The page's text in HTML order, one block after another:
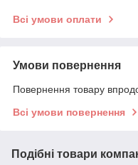
Всі умови оплати
Умови повернення
Повернення товару
Всі умови повернення
Подібні товари